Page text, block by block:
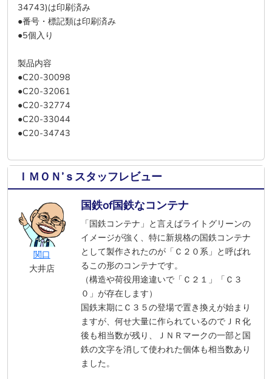
34743)は印刷済み
●番号・標記類は印刷済み
●5個入り
製品内容
●C20-30098
●C20-32061
●C20-32774
●C20-33044
●C20-34743
ＩＭＯＮ’ｓスタッフレビュー
関口
大井店
国鉄of国鉄なコンテナ
「国鉄コンテナ」と言えばライトグリーンの
イメージが強く、特に新規格の国鉄コンテナ
として製作されたのが「Ｃ２０系」と呼ばれ
るこの形のコンテナです。
（構造や荷役用途違いで「Ｃ２１」「Ｃ３
０」が存在します）
国鉄末期にＣ３５の登場で置き換えが始まり
ますが、何せ大量に作られているのでＪＲ化
後も相当数が残り、ＪＮＲマークの一部と国
鉄の文字を消して使われた個体も相当数あり
ました。